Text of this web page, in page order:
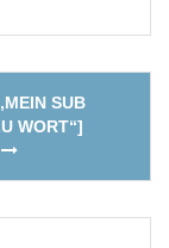
SUB
WORT“]